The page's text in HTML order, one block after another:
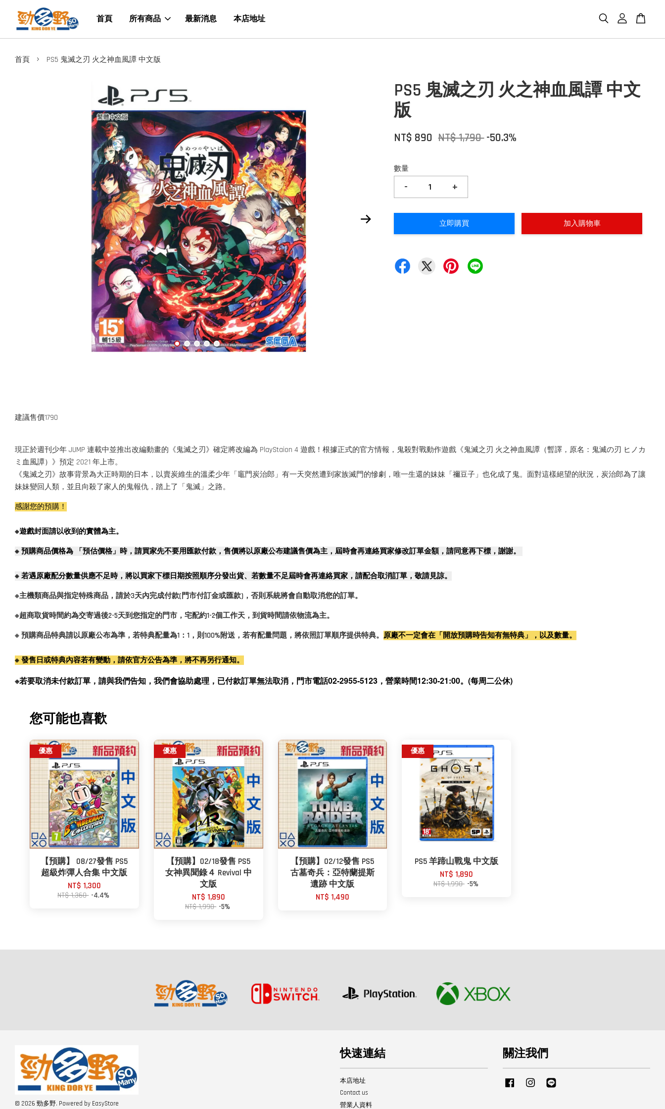
首頁 所有商品 最新消息 本店地址
首頁 › PS5 鬼滅之刃 火之神血風譚 中文版
PS5 鬼滅之刃 火之神血風譚 中文
版
NT$ 890 NT$ 1,790-50.3%
數量
- +
立即購買 加入購物車
建議售價1790
現正於週刊少年 JUMP 連載中並推出改編動畫的《鬼滅之刃》確定將改編為 PlayStaion 4 遊戲！根據正式的官方情報，鬼殺對戰動作遊戲《鬼滅之刃 火之神血風譚（暫譯，原名：鬼滅の刃 ヒノカ
ミ血風譚）》預定 2021 年上市。
《鬼滅之刃》故事背景為大正時期的日本，以賣炭維生的溫柔少年「竈門炭治郎」有一天突然遭到家族滅門的慘劇，唯一生還的妹妹「禰豆子」也化成了鬼。面對這樣絕望的狀況，炭治郎為了讓
妹妹變回人類，並且向殺了家人的鬼報仇，踏上了「鬼滅」之路。
感謝您的預購！
※遊戲封面請以收到的實體為主。
※ 預購商品價格為 「預估價格」時，請買家先不要用匯款付款，售價將以原廠公布建議售價為主，屆時會再連絡買家修改訂單金額，請同意再下標，謝謝。
※ 若遇原廠配分數量供應不足時，將以買家下標日期按照順序分發出貨、若數量不足屆時會再連絡買家，請配合取消訂單，敬請見諒。
※主機類商品與指定特殊商品，請於3天內完成付款(門市付訂金或匯款)，否則系統將會自動取消您的訂單。
※超商取貨時間約為交寄過後2-5天到您指定的門市，宅配約1-2個工作天，到貨時間請依物流為主。
※ 預購商品特典請以原廠公布為準，若特典配量為1：1，則100%附送，若有配量問題，將依照訂單順序提供特典。 原廠不一定會在「開放預購時告知有無特典」，以及數量。
※ 發售日或特典內容若有變動，請依官方公告為準，將不再另行通知。
※若要取消未付款訂單，請與我們告知，我們會協助處理，已付款訂單無法取消，門市電話02-2955-5123，營業時間12:30-21:00。(每周二公休)
您可能也喜歡
優惠
【預購】 08/27發售 PS5
超級炸彈人合集 中文版
NT$ 1,300
NT$ 1,360 -4.4%
優惠
【預購】02/18發售 PS5
女神異聞錄４ Revival 中
文版
NT$ 1,890
NT$ 1,990 -5%
【預購】02/12發售 PS5
古墓奇兵：亞特蘭提斯
遺跡 中文版
NT$ 1,490
優惠
PS5 羊蹄山戰鬼 中文版
NT$ 1,890
NT$ 1,990 -5%
© 2026 勁多野. Powered by EasyStore
快速連結
本店地址
Contact us
營業人資料
關注我們
Facebook Instagram